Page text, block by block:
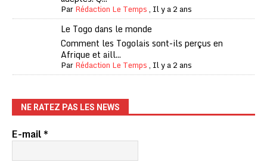
ParRédaction Le Temps, Il y a 2 ans
Le Togo dans le monde
Comment les Togolais sont-ils perçus en
Afrique et aill...
ParRédaction Le Temps, Il y a 2 ans
NE RATEZ PAS LES NEWS
E-mail*